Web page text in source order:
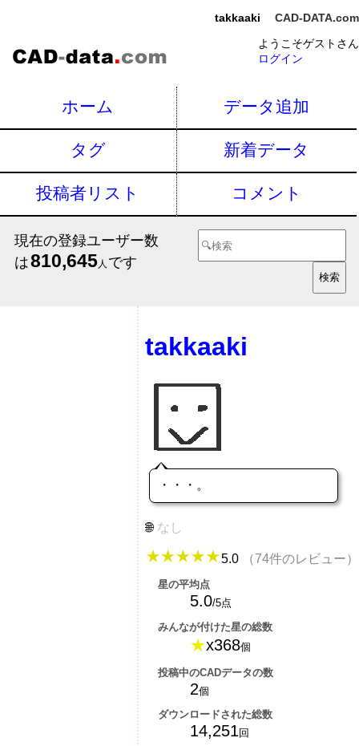
takkaaki
CAD-DATA.com
ようこそゲストさん
ログイン
ホーム データ追加
タグ 新着データ
投稿者リスト コメント
現在の登録ユーザー数
は810,645人 です
takkaaki
・・・。
なし
5.0 （74件のレビュー）
星の平均点
5.0/5点
みんなが付けた星の総数
★x368個
投稿中のCADデータの数
2個
ダウンロードされた総数
14,251回